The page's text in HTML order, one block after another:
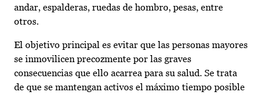
andar, espalderas, ruedas de hombro, pesas, entre
otros.
El objetivo principal es evitar que las personas mayores
se inmovilicen precozmente por las graves
consecuencias que ello acarrea para su salud. Se trata
de que se mantengan activos el máximo tiempo posible